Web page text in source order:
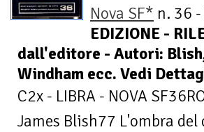
Nova SF* n. 36
EDIZIONE -
dall'editore - Autori:
Windham ecc. Vedi
C2x - LIBRA - NOVA
James Blish77 L'ombra